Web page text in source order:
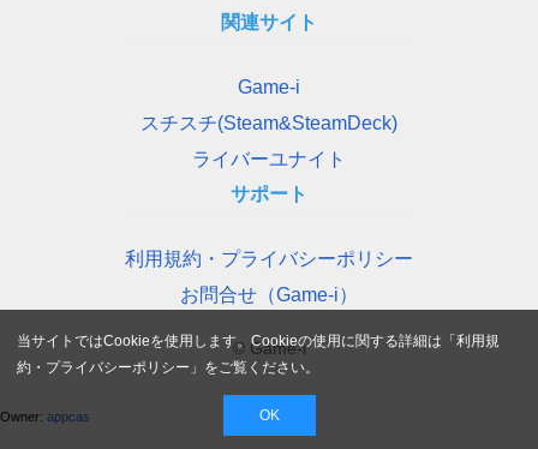
関連サイト
Game-i
スチスチ(Steam&SteamDeck)
ライバーユナイト
サポート
利用規約・プライバシーポリシー
お問合せ（Game-i）
© Game-i
Owner: appcas
当サイトではCookieを使用します。Cookieの使用に関する詳細は「利用規
約・プライバシーポリシー 」をご覧ください。
OK